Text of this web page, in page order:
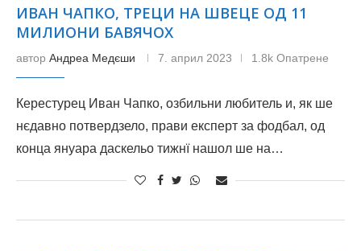
ИВАН ЧАПКО, ТРЕЦИ НА ШВЕЦЕ ОД 11
МИЛИОНИ БАВЯЧОХ
автор Андреа Медєши 7. април 2023 1.8k Опатрене
Керестурец Иван Чапко, озбильни любитель и, як ше
нєдавно потвердзело, прави експерт за фодбал, од
конца януара даскельо тижнї нашол ше на…